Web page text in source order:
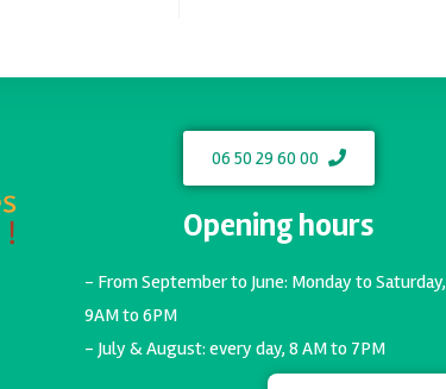
06 50 29 60 00
Opening hours
- From September to June: Monday to Saturday,
9AM to 6PM
- July & August: every day, 8 AM to 7PM